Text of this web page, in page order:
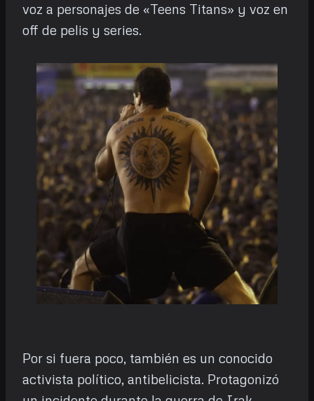
voz a personajes de «Teens Titans» y voz en
off de pelis y series.
Por si fuera poco, también es un conocido
activista político, antibelicista. Protagonizó